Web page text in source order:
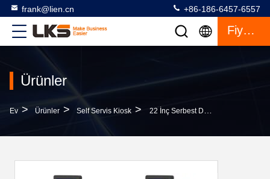
frank@lien.cn +86-186-6457-6557
Fiyat Teklifi
Ürünler
Ev > Ürünler > Self Servis Kiosk > 22 İnç Serbest Daimi Kiosk Hepsi Bir Arada, İnternet Terminali Çift Ekran Kiosk